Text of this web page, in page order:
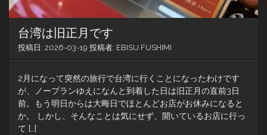
台湾は旧正月です
投稿日: 2026-03-19 投稿者: EBISU FUSHIMI
2月になって突然の旅行で台湾に行くことになったわけです
が、ノープランゆえになんと到着した日は旧正月の直前3日
前。もう明日からは大晦日でほとんどお店がお休みになると
か。 しかし、そんなことは気にせず、開いているお店に行っ
て […]